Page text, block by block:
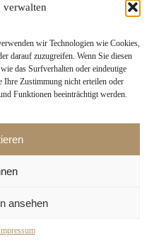
verwalten
wir Technologien wie Cookies,
darauf zuzugreifen. Wenn Sie diesen
das Surfverhalten oder eindeutige
Ihre Zustimmung nicht erteilen oder
Funktionen beeinträchtigt werden.
ansehen
| IBAN DE17 6005 0101 0002
e. V.
V. | Landhausstraße 29 | 70190